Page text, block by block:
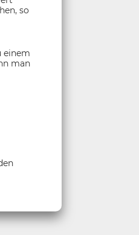
so
einem
man